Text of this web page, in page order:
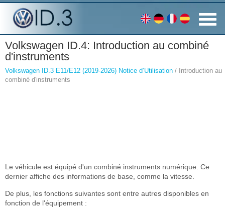
Volkswagen ID.4: Introduction au combiné
d'instruments
Volkswagen ID.3 E11/E12 (2019-2026) Notice d’Utilisation / Introduction au
combiné d'instruments
Le véhicule est équipé d'un combiné instruments numérique. Ce
dernier affiche des informations de base, comme la vitesse.
De plus, les fonctions suivantes sont entre autres disponibles en
fonction de l'équipement :